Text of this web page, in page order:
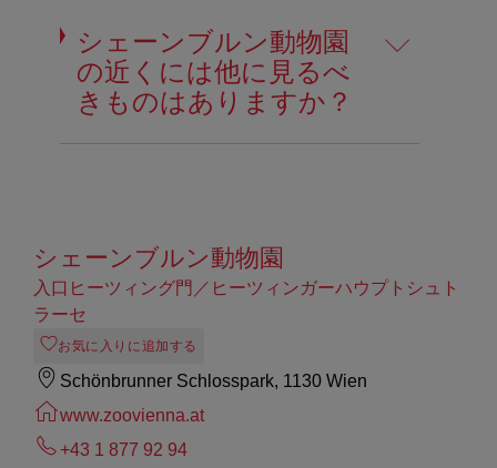
シェーンブルン動物園
の近くには他に見るべ
きものはありますか？
シェーンブルン動物園
入口ヒーツィング門／ヒーツィンガーハウプトシュト
ラーセ
お気に入りに追加する
Schönbrunner Schlosspark, 1130 Wien
www.zoovienna.at
+43 1 877 92 94